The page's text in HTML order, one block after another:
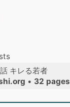
キレる若者
• 32 pages